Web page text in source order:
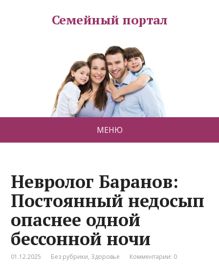
Семейный портал
МЕНЮ
Невролог Баранов:
Постоянный недосып
опаснее одной
бессонной ночи
01.12.2025 Без рубрики, Здоровье Комментарии: 0